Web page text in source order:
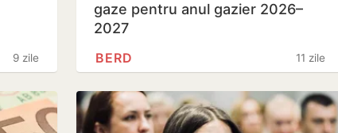
9 zile
gaze pentru anul gazier 2026–
2027
11 zile
BERD